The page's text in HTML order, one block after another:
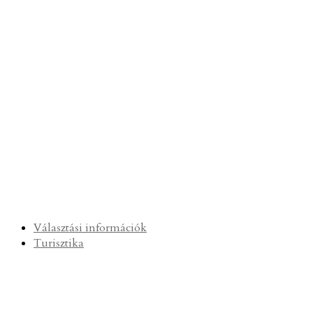
Választási információk
Turisztika